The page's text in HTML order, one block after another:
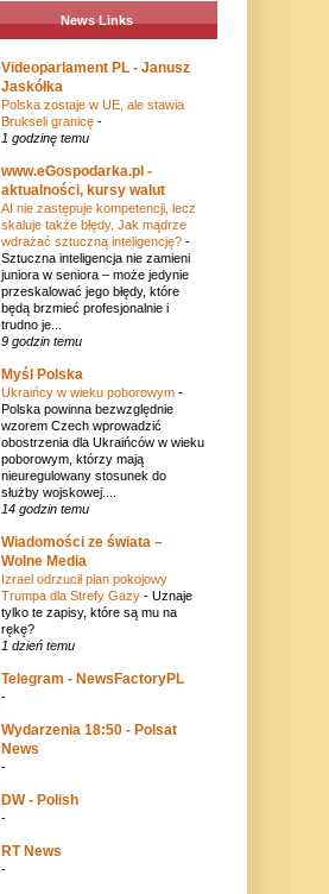
News Links
Videoparlament PL - Janusz
Jaskółka
Polska zostaje w UE, ale stawia
Brukseli granicę -
1 godzinę temu
www.eGospodarka.pl -
aktualności, kursy walut
AI nie zastępuje kompetencji, lecz
skaluje także błędy. Jak mądrze
wdrażać sztuczną inteligencję? -
Sztuczna inteligencja nie zamieni
juniora w seniora – może jedynie
przeskalować jego błędy, które
będą brzmieć profesjonalnie i
trudno je...
9 godzin temu
Myśl Polska
Ukraińcy w wieku poborowym -
Polska powinna bezwzględnie
wzorem Czech wprowadzić
obostrzenia dla Ukraińców w wieku
poborowym, którzy mają
nieuregulowany stosunek do
służby wojskowej....
14 godzin temu
Wiadomości ze świata –
Wolne Media
Izrael odrzucił plan pokojowy
Trumpa dla Strefy Gazy - Uznaje
tylko te zapisy, które są mu na
rękę?
1 dzień temu
Telegram - NewsFactoryPL
-
Wydarzenia 18:50 - Polsat
News
-
DW - Polish
-
RT News
-